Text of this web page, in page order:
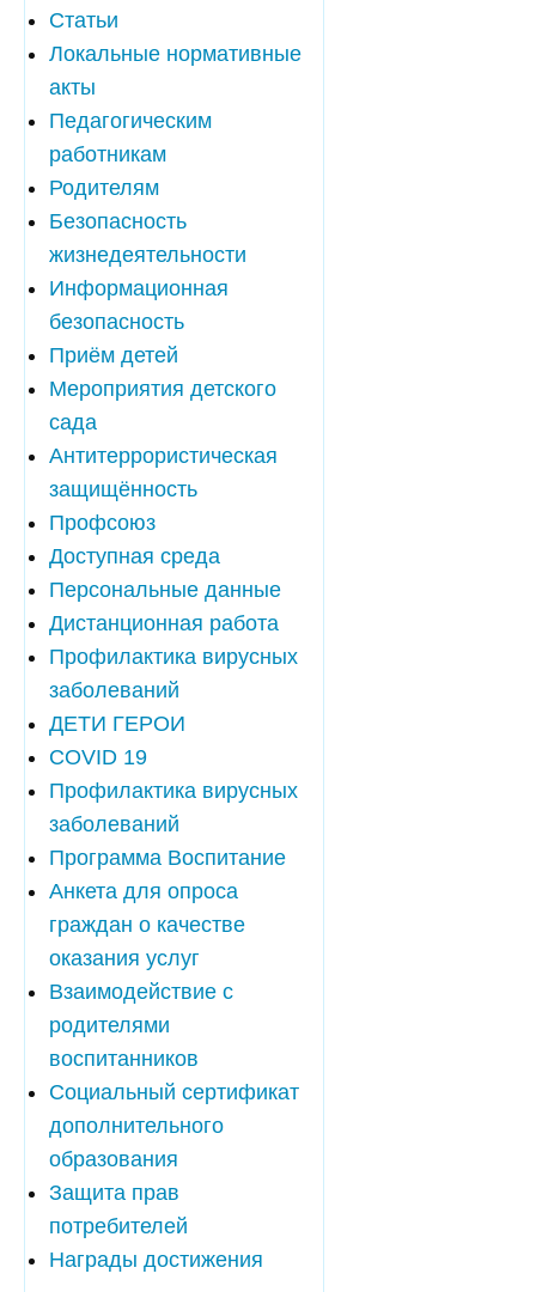
Статьи
Локальные нормативные
акты
Педагогическим
работникам
Родителям
Безопасность
жизнедеятельности
Информационная
безопасность
Приём детей
Мероприятия детского
сада
Антитеррористическая
защищённость
Профсоюз
Доступная среда
Персональные данные
Дистанционная работа
Профилактика вирусных
заболеваний
ДЕТИ ГЕРОИ
COVID 19
Профилактика вирусных
заболеваний
Программа Воспитание
Анкета для опроса
граждан о качестве
оказания услуг
Взаимодействие с
родителями
воспитанников
Социальный сертификат
дополнительного
образования
Защита прав
потребителей
Награды достижения